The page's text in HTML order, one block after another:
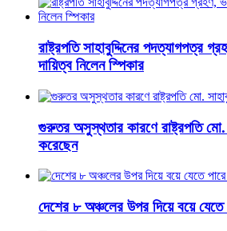
রাষ্ট্রপতি সাহাবুদ্দিনের পদত্যাগপত্র
দায়িত্ব নিলেন স্পিকার
গুরুতর অসুস্থতার কারণে রাষ্ট্রপতি মো.
করেছেন
দেশের ৮ অঞ্চলের উপর দিয়ে বয়ে